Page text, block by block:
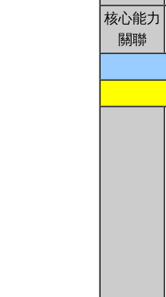
核心能力
關聯